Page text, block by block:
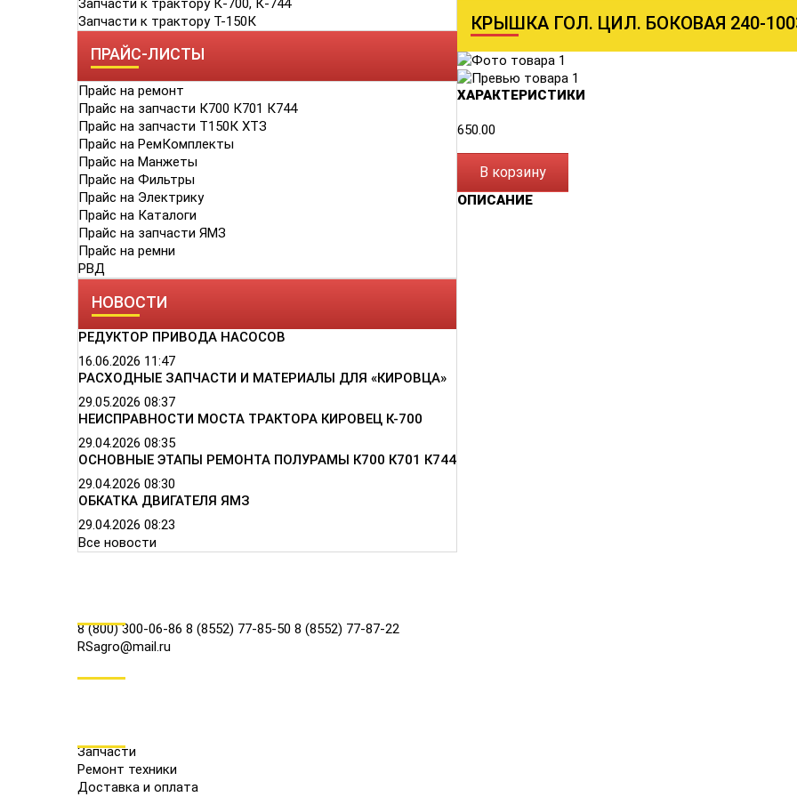
Запчасти к трактору К-700, К-744
Запчасти к трактору Т-150К
ПРАЙС-ЛИСТЫ
Прайс на ремонт
Прайс на запчасти К700 К701 К744
Прайс на запчасти Т150К ХТЗ
Прайс на РемКомплекты
Прайс на Манжеты
Прайс на Фильтры
Прайс на Электрику
Прайс на Каталоги
Прайс на запчасти ЯМЗ
Прайс на ремни
РВД
НОВОСТИ
РЕДУКТОР ПРИВОДА НАСОСОВ
16.06.2026 11:47
РАСХОДНЫЕ ЗАПЧАСТИ И МАТЕРИАЛЫ ДЛЯ «КИРОВЦА»
29.05.2026 08:37
НЕИСПРАВНОСТИ МОСТА ТРАКТОРА КИРОВЕЦ К-700
29.04.2026 08:35
ОСНОВНЫЕ ЭТАПЫ РЕМОНТА ПОЛУРАМЫ К700 К701 К744
29.04.2026 08:30
ОБКАТКА ДВИГАТЕЛЯ ЯМЗ
29.04.2026 08:23
Все новости
КРЫШКА ГОЛ. ЦИЛ. БОКОВАЯ 240-
ХАРАКТЕРИСТИКИ
650.00
В корзину
ОПИСАНИЕ
8 (800) 300-06-86 8 (8552) 77-85-50 8 (8552) 77-87-22
RSagro@mail.ru
Запчасти
Ремонт техники
Доставка и оплата